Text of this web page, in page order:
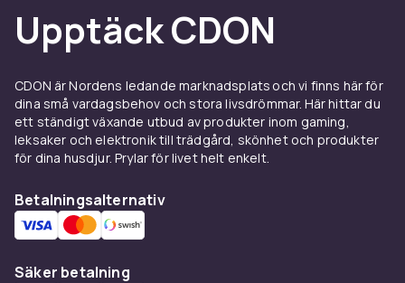
Upptäck CDON
CDON är Nordens ledande marknadsplats och vi finns här för
dina små vardagsbehov och stora livsdrömmar. Här hittar du
ett ständigt växande utbud av produkter inom gaming,
leksaker och elektronik till trädgård, skönhet och produkter
för dina husdjur. Prylar för livet helt enkelt.
Betalningsalternativ
Säker betalning